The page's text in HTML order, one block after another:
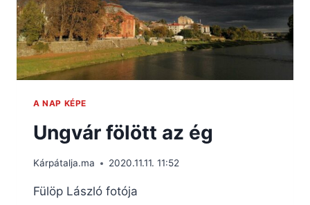
A NAP KÉPE
Ungvár fölött az ég
Kárpátalja.ma 2020.11.11. 11:52
Fülöp László fotója